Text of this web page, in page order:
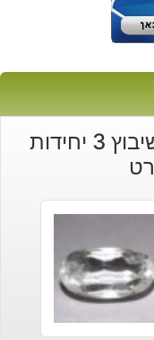
קוורץ קריסטל מלוטש לשיבוץ 3 יחידות